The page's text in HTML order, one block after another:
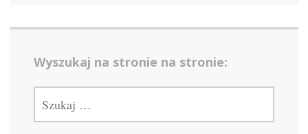
Wyszukaj na stronie na stronie:
SZUKAJ: